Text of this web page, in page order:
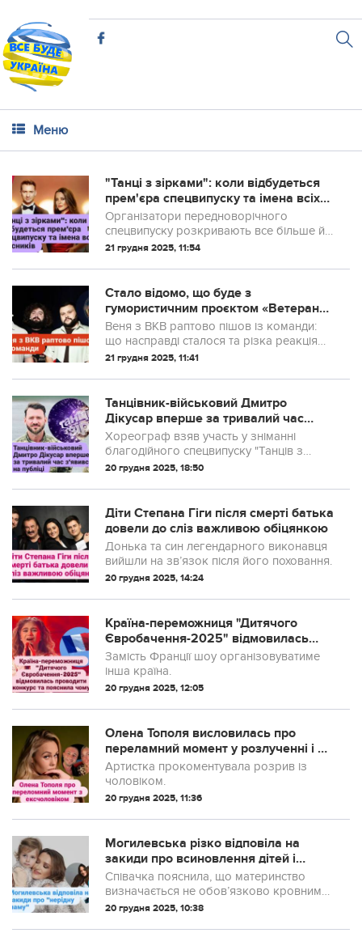
Меню
"Танці з зірками": коли відбудеться
прем'єра спецвипуску та імена всіх
учасників
Організатори передноворічного
спецвипуску розкривають все більше й
більше деталей.
21 грудня 2025, 11:54
Стало відомо, що буде з
гумористичним проєктом «Ветерани
космічних військ» після таких
кардинальн...
Веня з ВКВ раптово пішов із команди:
що насправді сталося та різка реакція
колеги Дамницького
21 грудня 2025, 11:41
Танцівник-військовий Дмитро
Дікусар вперше за тривалий час
з'явився на публіці
Хореограф взяв участь у зніманні
благодійного спецвипуску "Танців з
зірками".
20 грудня 2025, 18:50
Діти Степана Гіги після смерті батька
довели до сліз важливою обіцянкою
Донька та син легендарного виконавця
вийшли на зв’язок після його поховання.
20 грудня 2025, 14:24
Країна-переможниця "Дитячого
Євробачення-2025" відмовилась
проводити конкурс та пояснила чому
Замість Франції шоу організовуватиме
інша країна.
20 грудня 2025, 12:05
Олена Тополя висловилась про
переламний момент у розлученні і в
яких стосунках з ексчоловіком зараз
Артистка прокоментувала розрив із
чоловіком.
20 грудня 2025, 11:36
Могилевська різко відповіла на
закиди про всиновлення дітей і
"нерідну маму"
Співачка пояснила, що материнство
визначається не обов’язково кровним
зв’язком.
20 грудня 2025, 10:38